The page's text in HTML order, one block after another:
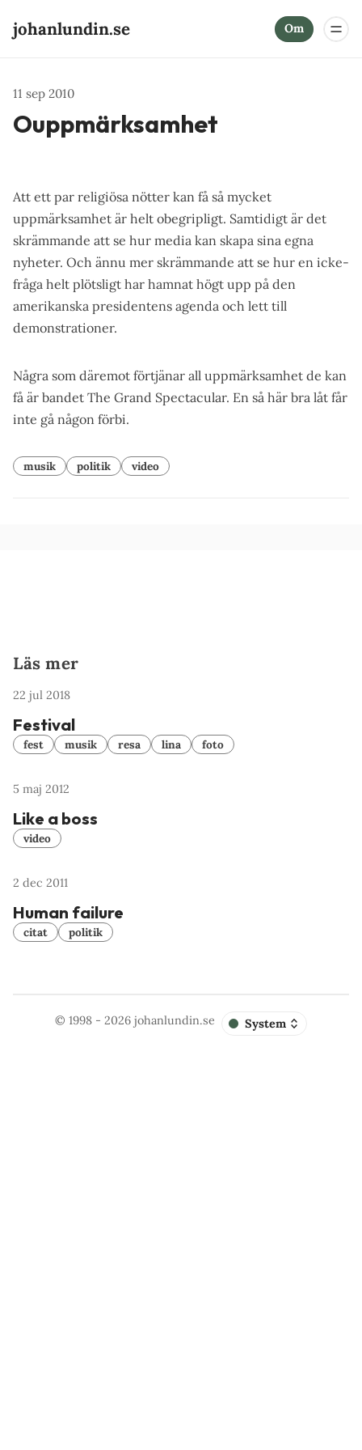
johanlundin.se Om
11 sep 2010
Ouppmärksamhet
Att ett par religiösa nötter kan få så mycket
uppmärksamhet är helt obegripligt. Samtidigt är det
skrämmande att se hur media kan skapa sina egna
nyheter. Och ännu mer skrämmande att se hur en icke-
fråga helt plötsligt har hamnat högt upp på den
amerikanska presidentens agenda och lett till
demonstrationer.
Några som däremot förtjänar all uppmärksamhet de kan
få är bandet The Grand Spectacular. En så här bra låt får
inte gå någon förbi.
musik politik video
Läs mer
22 jul 2018
Festival
fest musik resa lina foto
5 maj 2012
Like a boss
video
2 dec 2011
Human failure
citat politik
© 1998 - 2026johanlundin.se